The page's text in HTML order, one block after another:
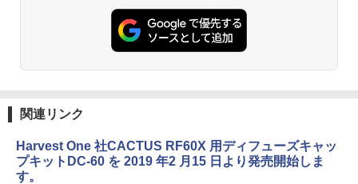
関連リンク
Harvest One 社CACTUS RF60X 用ディフューズキャッ
プキットDC-60 を 2019 年2 月15 日より発売開始しま
す。